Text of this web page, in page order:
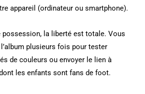
appareil (ordinateur ou smartphone).
possession, la liberté est totale. Vous
plusieurs fois pour tester
de couleurs ou envoyer le lien à
les enfants sont fans de foot.